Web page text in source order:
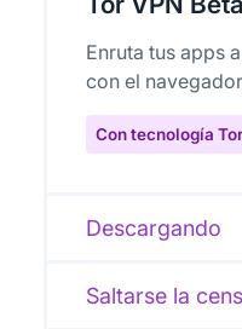
Enruta tus apps
con el
Con tecnología Tor
Descargando
Saltarse la